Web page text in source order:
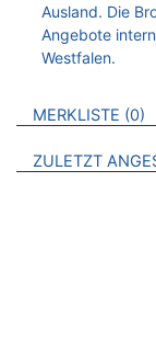
Ausland. Die
Angebote
Westfalen.
VERWEISE AUF
MERKLISTE 0
ZULETZT